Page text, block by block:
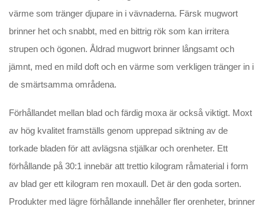
värme som tränger djupare in i vävnaderna. Färsk mugwort
brinner het och snabbt, med en bittrig rök som kan irritera
strupen och ögonen. Åldrad mugwort brinner långsamt och
jämnt, med en mild doft och en värme som verkligen tränger in i
de smärtsamma områdena.
Förhållandet mellan blad och färdig moxa är också viktigt. Moxt
av hög kvalitet framställs genom upprepad siktning av de
torkade bladen för att avlägsna stjälkar och orenheter. Ett
förhållande på 30:1 innebär att trettio kilogram råmaterial i form
av blad ger ett kilogram ren moxaull. Det är den goda sorten.
Produkter med lägre förhållande innehåller fler orenheter, brinner